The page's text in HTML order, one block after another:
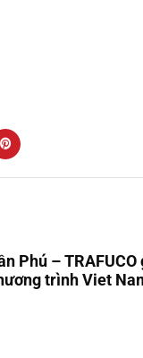
Phú – TRAFUCO
trình Viet